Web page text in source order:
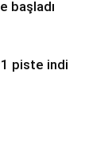
başladı
piste indi